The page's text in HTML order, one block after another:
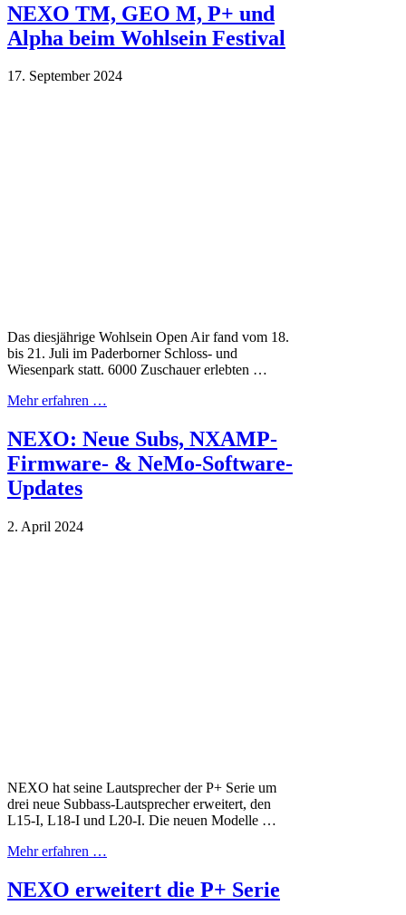
NEXO TM, GEO M, P+ und
Alpha beim Wohlsein Festival
17. September 2024
Das diesjährige Wohlsein Open Air fand vom 18.
bis 21. Juli im Paderborner Schloss- und
Wiesenpark statt. 6000 Zuschauer erlebten …
Mehr erfahren …
NEXO: Neue Subs, NXAMP-
Firmware- & NeMo-Software-
Updates
2. April 2024
NEXO hat seine Lautsprecher der P+ Serie um
drei neue Subbass-Lautsprecher erweitert, den
L15-I, L18-I und L20-I. Die neuen Modelle …
Mehr erfahren …
NEXO erweitert die P+ Serie